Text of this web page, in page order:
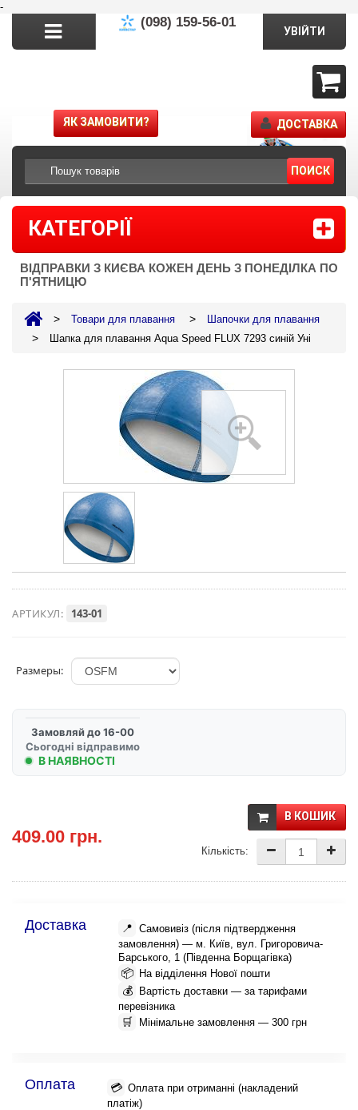
-
(098) 159-56-01
ПОИСК
УВІЙТИ
ЯК ЗАМОВИТИ? ДОСТАВКА
КАТЕГОРІЇ
ВІДПРАВКИ З КИЄВА КОЖЕН ДЕНЬ З ПОНЕДІЛКА ПО
П'ЯТНИЦЮ
> Товари для плавання > Шапочки для плавання
> Шапка для плавання Aqua Speed FLUX 7293 синій Уні
АРТИКУЛ: 143-01
Размеры:
Замовляй до 16-00
Сьогодні відправимо
В НАЯВНОСТІ
409.00 грн.
В КОШИК
Кількість:
Доставка 📍 Самовивіз (після підтвердження
замовлення) — м. Київ, вул. Григоровича-
Барського, 1 (Південна Борщагівка)
📦 На відділення Нової пошти
💰
Вартість доставки — за тарифами
перевізника
🛒 Мінімальне замовлення — 300 грн
Оплата 💳 Оплата при отриманні (накладений
платіж)